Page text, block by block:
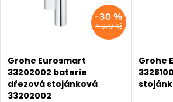
4 679 Kč
–30 %
Grohe Eurosmart
33202002 baterie
dřezová stojánková
33202002
Grohe